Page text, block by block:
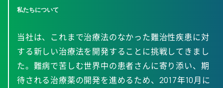
当社は、これまで治療法のなかった難治性疾患に対
する新しい治療法を開発することに挑戦してきまし
た。難病で苦しむ世界中の患者さんに寄り添い、期
待される治療薬の開発を進めるため、2017年10月に